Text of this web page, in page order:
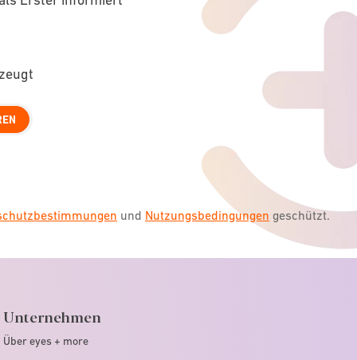
und Nutzungsbedingungen geschützt.
Unternehmen
Über eyes + more